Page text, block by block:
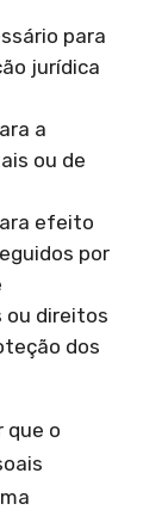
para
jurídica
a
ou de
efeito
por
ou direitos
dos
que o